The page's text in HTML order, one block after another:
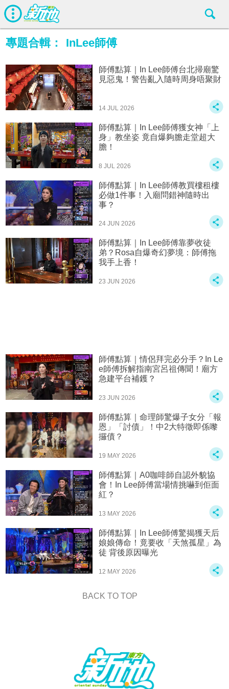
專題合輯： InLee師傅
師傅點算｜In Lee師傅台北掃廟驚
見惡鬼！警告亂入隨時周身唔聚財
14 JUL 2026
師傅點算｜In Lee師傅獲女神「上
身」教坐姿 竟自爆夠膽走堂超大
膽！
8 JUL 2026
師傅點算｜In Lee師傅教買樓租樓
必做1件事！入廟問錯神隨時出
事？
24 JUN 2026
師傅點算｜In Lee師傅靠夢收徒
弟？Rosa自爆奇幻夢境：師傅拖
我手上香！
23 JUN 2026
師傅點算｜情侶拜完必分手？In Le
e師傅拆解指南宮呂祖傳聞！廟方
急建平台補鑊？
23 JUN 2026
師傅點算｜命理師驚爆子女分「報
恩」「討債」！中2大特徵即係嚟
攞債？
19 MAY 2026
師傅點算｜A0咖啡師自認外貌協
會！In Lee師傅當場情挑嚇到佢面
紅？
13 MAY 2026
師傅點算｜In Lee師傅驚揭獲天后
娘娘傳命！竟要收「天煞孤星」為
徒 背後原因曝光
12 MAY 2026
BACK TO TOP